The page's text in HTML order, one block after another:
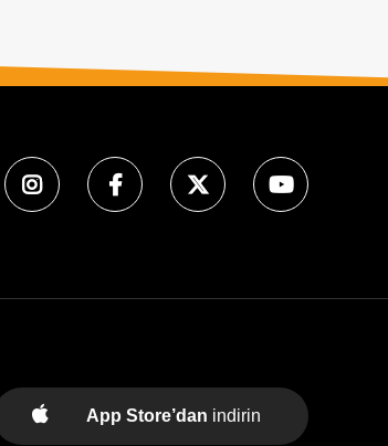
App Store’dan indirin